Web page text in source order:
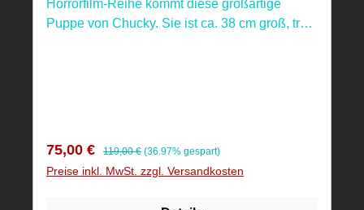
Horrorfilm-Reihe kommt diese großartige
Puppe von Chucky. Sie ist ca. 38 cm groß, trägt
Verkaufspreis:
75,00 € Regulärer Preis:
119,00 € (36.97% gespart)
Preise inkl. MwSt. zzgl. Versandkosten